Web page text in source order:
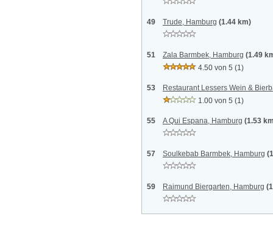
49 Trude, Hamburg (1.44 km)
51 Zala Barmbek, Hamburg (1.49
4.50 von 5 (1)
53
Restaurant Lessers Wein &
1.00 von 5 (1)
55 A Qui Espana, Hamburg (1.53
57 Soulkebab Barmbek, Hamburg
59 Raimund Biergarten, Hamburg